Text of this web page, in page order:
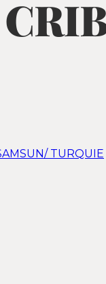
TURQUIE